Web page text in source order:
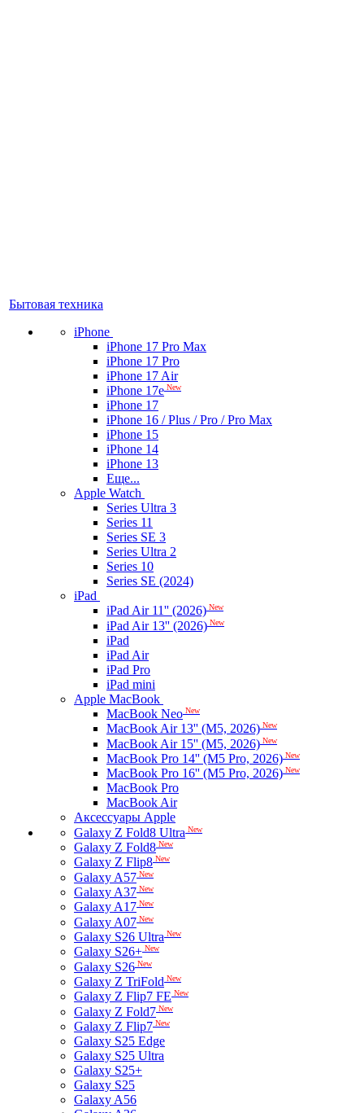
Бытовая техника
iPhone
iPhone 17 Pro Max
iPhone 17 Pro
iPhone 17 Air
iPhone 17e New
iPhone 17
iPhone 16 / Plus / Pro / Pro Max
iPhone 15
iPhone 14
iPhone 13
Еще...
Apple Watch
Series Ultra 3
Series 11
Series SE 3
Series Ultra 2
Series 10
Series SE (2024)
iPad
iPad Air 11'' (2026) New
iPad Air 13'' (2026) New
iPad
iPad Air
iPad Pro
iPad mini
Apple MacBook
MacBook Neo New
MacBook Air 13'' (M5, 2026) New
MacBook Air 15'' (M5, 2026) New
MacBook Pro 14'' (M5 Pro, 2026) New
MacBook Pro 16'' (M5 Pro, 2026) New
MacBook Pro
MacBook Air
Аксессуары Apple
Galaxy Z Fold8 Ultra New
Galaxy Z Fold8 New
Galaxy Z Flip8 New
Galaxy A57 New
Galaxy A37 New
Galaxy A17 New
Galaxy A07 New
Galaxy S26 Ultra New
Galaxy S26+ New
Galaxy S26 New
Galaxy Z TriFold New
Galaxy Z Flip7 FE New
Galaxy Z Fold7 New
Galaxy Z Flip7 New
Galaxy S25 Edge
Galaxy S25 Ultra
Galaxy S25+
Galaxy S25
Galaxy A56